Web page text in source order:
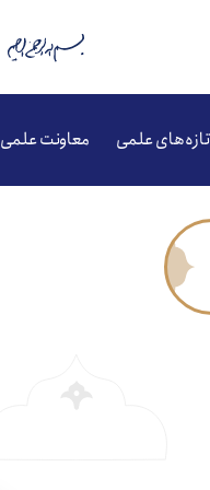
تازه‌های علمی معاونت علمی